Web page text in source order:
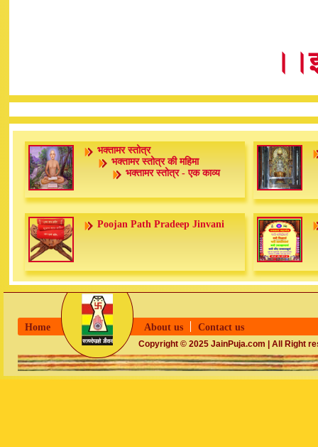
भक्तामर स्तोत्र
भक्तामर स्तोत्र की महिमा
भक्तामर स्तोत्र - एक काव्य
Poojan Path Pradeep Jinvani
Home About us Contact us
Copyright © 2025 JainPuja.com | All Right